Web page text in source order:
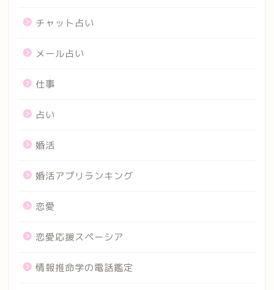
チャット占い
メール占い
仕事
占い
婚活
婚活アプリランキング
恋愛
恋愛応援スペーシア
情報推命学の電話鑑定